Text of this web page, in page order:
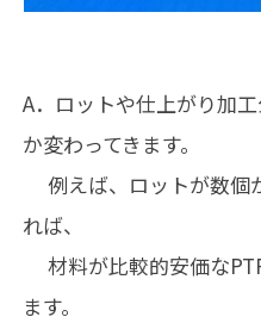
A．ロットや仕上がり加
か変わってきます。
例えば、ロットが数個
れば、
材料が比較的安価な
ます。